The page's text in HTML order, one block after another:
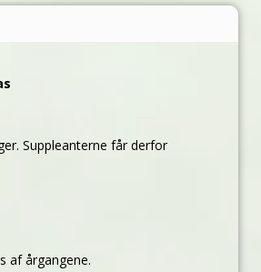
Suppleanterne får derfor
af årgangene.